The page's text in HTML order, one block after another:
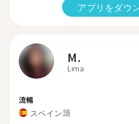
アプリをダウ
M.
Lima
流暢
スペイン語